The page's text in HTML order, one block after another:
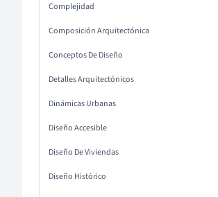
Complejidad
Composición Arquitectónica
Conceptos De Diseño
Detalles Arquitectónicos
Dinámicas Urbanas
Diseño Accesible
Diseño De Viviendas
Diseño Histórico